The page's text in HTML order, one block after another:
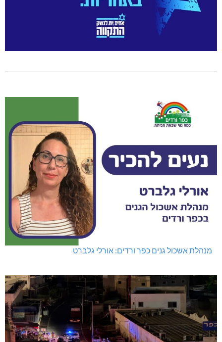
מנהלת אשכול גנים כפר ורדים: אורלי גלברט